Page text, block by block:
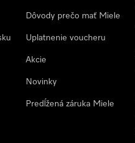
Dôvody prečo mať Miele
Uplatnenie voucheru
Akcie
Novinky
Predĺžená záruka Miele